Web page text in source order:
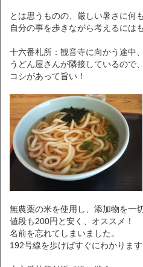
とは思うものの、厳しい暑さに何
自分の事を歩きながら考えるには
十六番札所：観音寺に向かう途中
うどん屋さんが隣接しているので
コシがあって旨い！
無農薬の米を使用し、添加物を一
値段も200円と安く、オススメ！
名前を忘れてしまいました。
192号線を歩けばすぐにわかります